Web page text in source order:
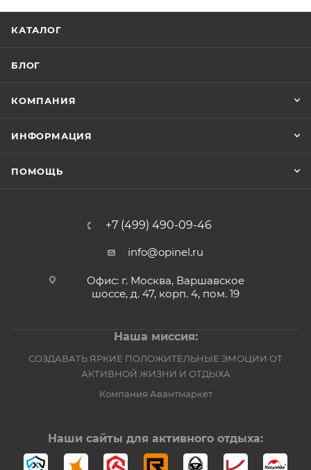
КАТАЛОГ
БЛОГ
КОМПАНИЯ
ИНФОРМАЦИЯ
ПОМОЩЬ
+7 (499) 490-09-46
info@opinel.ru
Офис: г. Москва, Варшавское
шоссе, д. 47, корп. 4, пом. 19
Наша миссия:
СОЗДАВАТЬ ЯРКИЕ ПОЛОЖИТЕЛЬНЫЕ ЭМОЦИИ ОТ
АКТИВНОЙ ЖИЗНИ И ОТДЫХА
Компания Авантмаркет
Наши сайты для активного отдыха: